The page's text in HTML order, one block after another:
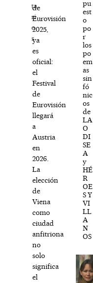
ta
ri
o
s
de
Eurovisión
2025,
ya
es
oficial:
el
Festival
de
Eurovisión
llegará
a
Austria
en
2026.
La
elección
de
Viena
como
ciudad
anfitriona
no
solo
significa
el
pu
est
o
po
r
los
po
em
as
sin
fó
nic
os
de
LA
O
DI
SE
A
y
HÉ
R
OE
S Y
VI
LL
A
N
OS